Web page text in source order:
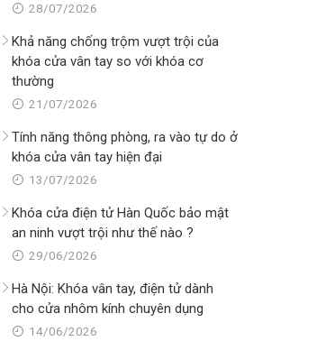
28/07/2026
Khả năng chống trộm vượt trội của
khóa cửa vân tay so với khóa cơ
thường
21/07/2026
Tính năng thông phòng, ra vào tự do ở
khóa cửa vân tay hiện đại
13/07/2026
Khóa cửa điện tử Hàn Quốc bảo mật
an ninh vượt trội như thế nào ?
29/06/2026
Hà Nội: Khóa vân tay, điện tử dành
cho cửa nhôm kính chuyên dụng
14/06/2026